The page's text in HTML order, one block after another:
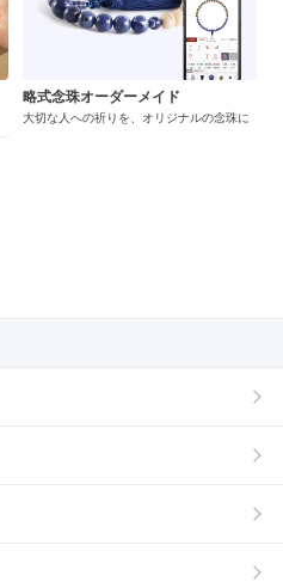
略式念珠オーダーメイド
大切な人への祈りを、オリジナルの念珠に